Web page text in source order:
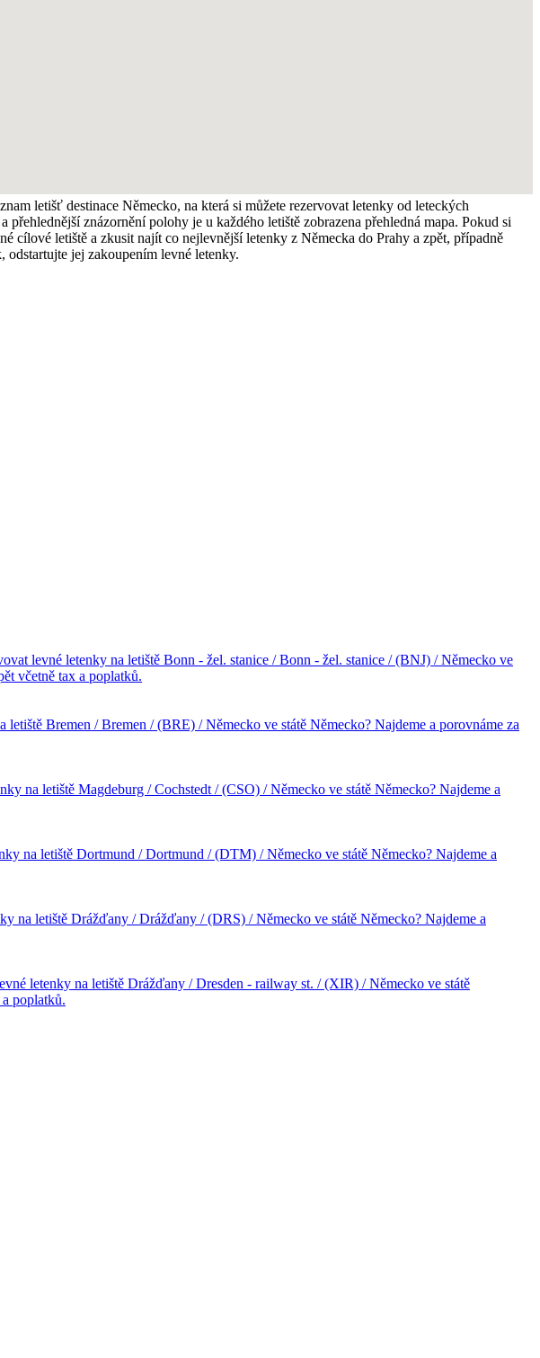
letišť destinace Německo, na která si můžete rezervovat letenky od leteckých
znázornění polohy je u každého letiště zobrazena přehledná mapa. Pokud si
cílové letiště a zkusit najít co nejlevnější letenky z Německa do Prahy a zpět, případně
jej zakoupením levné letenky.
levné letenky na letiště Bonn - žel. stanice / Bonn - žel. stanice / (BNJ) / Německo ve
včetně tax a poplatků.
Bremen / Bremen / (BRE) / Německo ve státě Německo? Najdeme a porovnáme za
na letiště Magdeburg / Cochstedt / (CSO) / Německo ve státě Německo? Najdeme a
na letiště Dortmund / Dortmund / (DTM) / Německo ve státě Německo? Najdeme a
na letiště Drážďany / Drážďany / (DRS) / Německo ve státě Německo? Najdeme a
letenky na letiště Drážďany / Dresden - railway st. / (XIR) / Německo ve státě
poplatků.